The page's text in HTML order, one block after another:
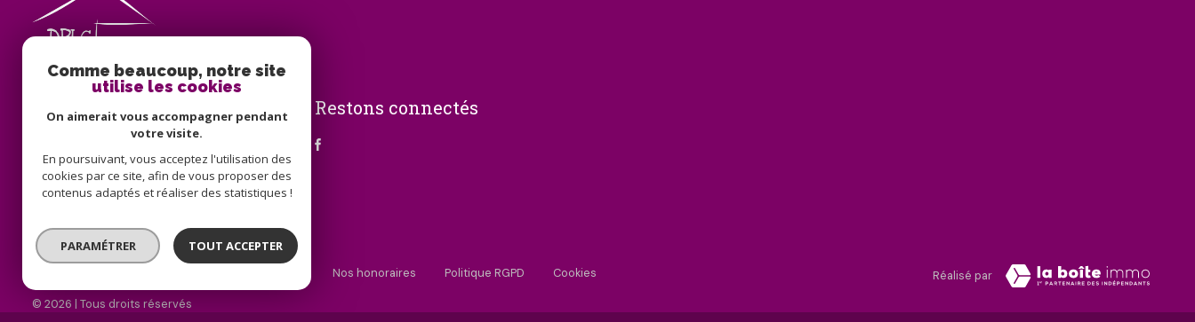
DPLG IMMO
info@dplg-immo.fr
25 place du Marché
Restons connectés
Nos honoraires Politique RGPD Cookies
© 2026 | Tous droits réservés
Réalisé par
Comme beaucoup, notre site
utilise les cookies
On aimerait vous accompagner pendant
votre visite.
En poursuivant, vous acceptez l'utilisation des
cookies par ce site, afin de vous proposer des
contenus adaptés et réaliser des statistiques !
PARAMÉTRER TOUT ACCEPTER